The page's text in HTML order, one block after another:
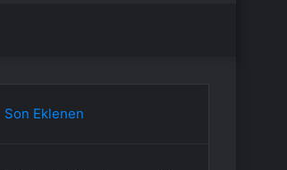
Son Eklenen